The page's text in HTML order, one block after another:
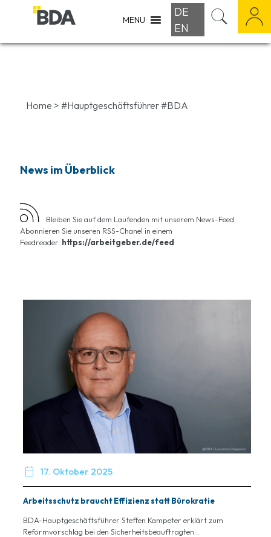
MENU
DE
EN
Home > #Hauptgeschäftsführer #BDA
News im Überblick
Bleiben Sie auf dem Laufenden mit unserem News-Feed.
Abonnieren Sie unseren RSS-Chanel in einem
Feedreader. https://arbeitgeber.de/feed
 17. Oktober 2025
Arbeitsschutz braucht Effizienz statt Bürokratie
BDA-Hauptgeschäftsführer Steffen Kampeter erklärt zum
Reformvorschlag bei den Sicherheitsbeauftragten...